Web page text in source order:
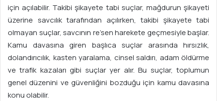
için açılabilir. Takibi şikayete tabi suçlar, mağdurun şikayeti
üzerine savcılık tarafından açılırken, takibi şikayete tabi
olmayan suçlar, savcının re’sen harekete geçmesiyle başlar.
Kamu davasına giren başlıca suçlar arasında hırsızlık,
dolandırıcılık, kasten yaralama, cinsel saldırı, adam öldürme
ve trafik kazaları gibi suçlar yer alır. Bu suçlar, toplumun
genel düzenini ve güvenliğini bozduğu için kamu davasına
konu olabilir.